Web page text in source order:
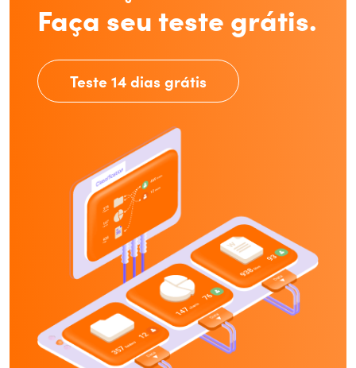
Faça seu teste grátis.
Teste 14 dias grátis